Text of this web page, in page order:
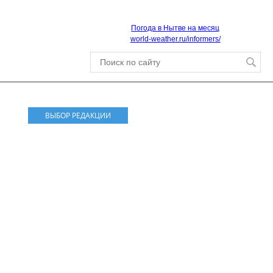
Погода в Нытве на месяц
world-weather.ru/informers/
ВЫБОР РЕДАКЦИИ